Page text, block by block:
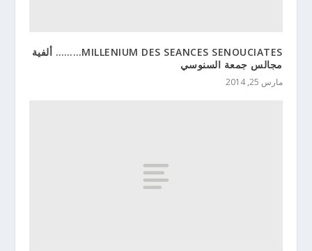
MILLENIUM DES SEANCES SENOUCIATES……… ألفية
مجالس جمعة السنوسي
مارس 25, 2014